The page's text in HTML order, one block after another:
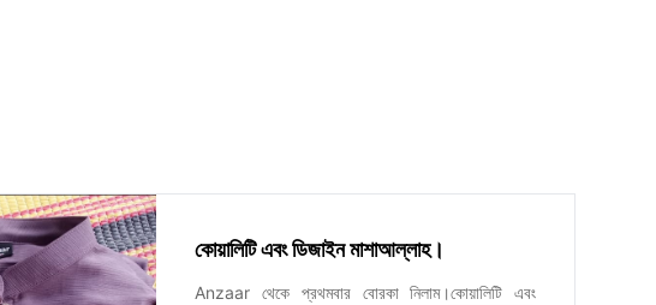
কোয়ালিটি এবং ডিজাইন মাশাআল্লাহ।
Anzaar থেকে প্রথমবার বোরকা নিলাম।কোয়ালিটি এবং